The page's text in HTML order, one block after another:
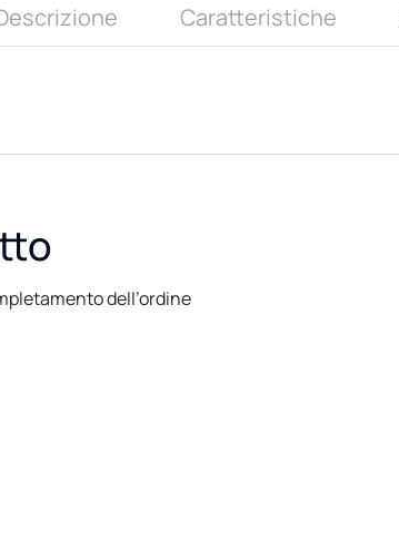
Caratteristiche
dell’ordine